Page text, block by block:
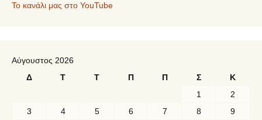
Το κανάλι μας στο YouTube
Αύγουστος 2026
Δ
Τ Τ Π Π Σ Κ
1
2
3
4 5 6 7 8
9